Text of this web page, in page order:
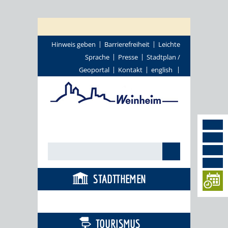
Hinweis geben Barrierefreiheit
Leichte
Sprache
Presse
Stadtplan /
Geoportal
Kontakt english
STADTTHEMEN
TOURISMUS